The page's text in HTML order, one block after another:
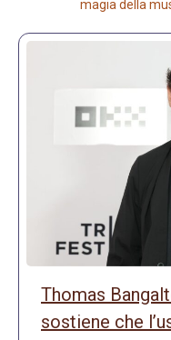
magia della
Thomas
sostiene che